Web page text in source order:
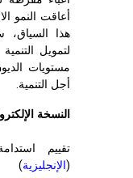
أعاقت النمو
هذا السياق،
مستويات
أجل التنمية.
النسخة
تقييم
الإنجليزية )